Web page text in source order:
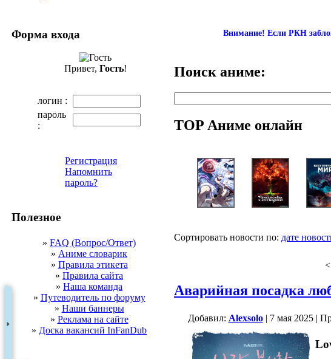
Форма входа
Привет, Гость!
логин :
пароль
:
Регистрация
Напомнить
пароль?
Полезное
» FAQ (Вопрос/Ответ)
» Аниме словарик
» Правила этикета
» Правила сайта
» Наша команда
» Путеводитель по форуму
» Наши баннеры
» Реклама на сайте
» Доска вакансий InFanDub
Внимание! Если РКН
Поиск аниме:
TOP Аниме онлайн
Сортировать новости по: дате
Аварийная посадка
Добавил: Alexsolo| 7 мая 2025 |